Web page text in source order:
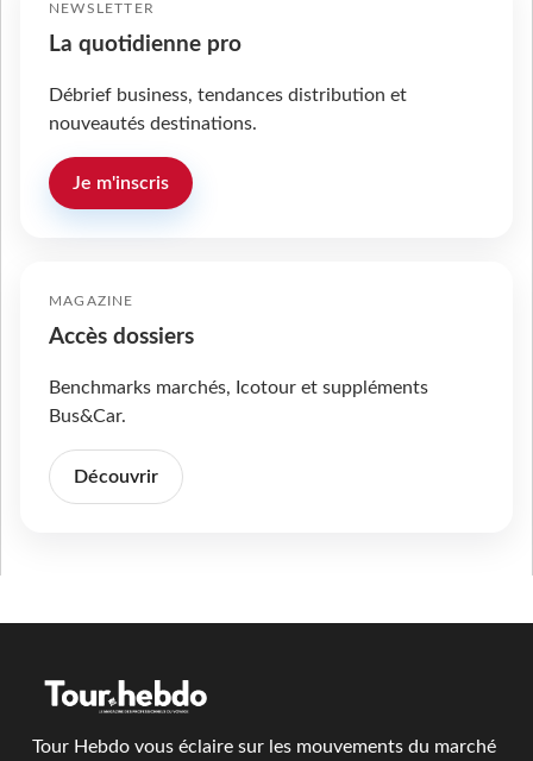
NEWSLETTER
La quotidienne pro
Débrief business, tendances distribution et
nouveautés destinations.
Je m'inscris
MAGAZINE
Accès dossiers
Benchmarks marchés, Icotour et suppléments
Bus&Car.
Découvrir
Tour Hebdo vous éclaire sur les mouvements du marché